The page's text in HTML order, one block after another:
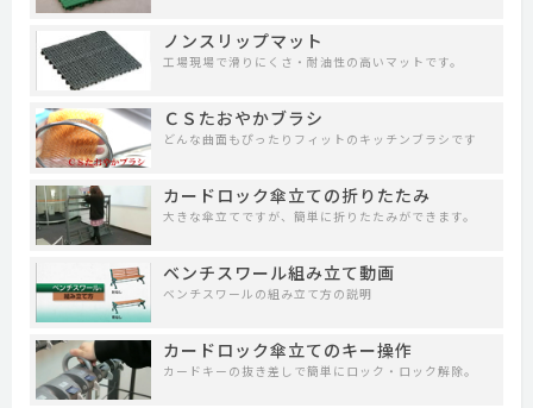
ノンスリップマット
工場現場で滑りにくさ・耐油性の高いマットです。
ＣＳたおやかブラシ
どんな曲面もぴったりフィットのキッチンブラシです
カードロック傘立ての折りたたみ
大きな傘立てですが、簡単に折りたたみができます。
ベンチスワール組み立て動画
ベンチスワールの組み立て方の説明
カードロック傘立てのキー操作
カードキーの抜き差しで簡単にロック・ロック解除。